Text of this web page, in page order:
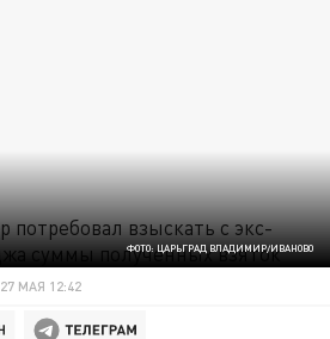
ФОТО: ЦАРЬГРАД ВЛАДИМИР/ИВАНОВО
27 МАЯ 12:42